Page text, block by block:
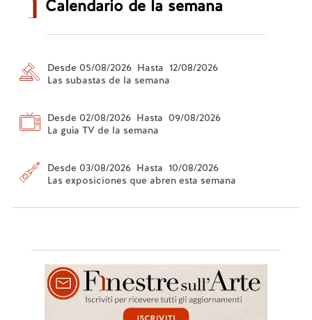
Calendario de la semana
Desde 05/08/2026 Hasta 12/08/2026
Las subastas de la semana
Desde 02/08/2026 Hasta 09/08/2026
La guía TV de la semana
Desde 03/08/2026 Hasta 10/08/2026
Las exposiciones que abren esta semana